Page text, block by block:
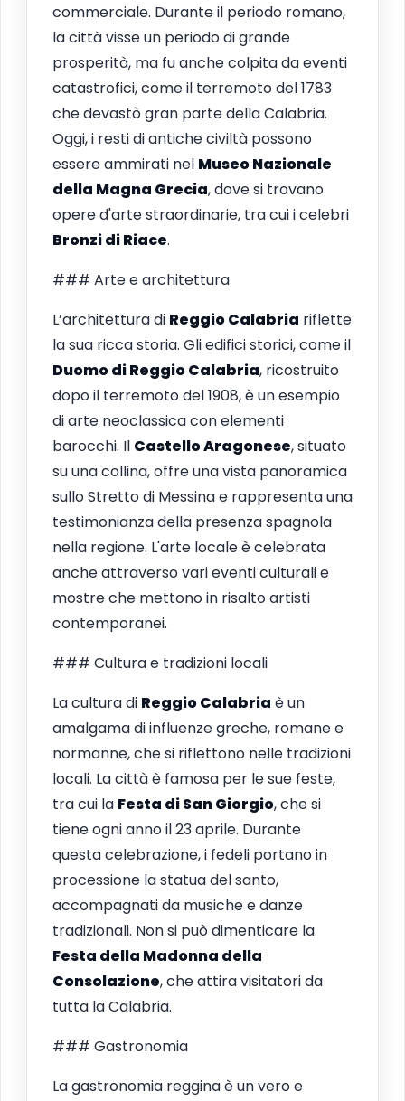
commerciale. Durante il periodo romano,
la città visse un periodo di grande
prosperità, ma fu anche colpita da eventi
catastrofici, come il terremoto del 1783
che devastò gran parte della Calabria.
Oggi, i resti di antiche civiltà possono
essere ammirati nel Museo Nazionale
della Magna Grecia, dove si trovano
opere d'arte straordinarie, tra cui i celebri
Bronzi di Riace.
### Arte e architettura
L’architettura di Reggio Calabria riflette
la sua ricca storia. Gli edifici storici, come il
Duomo di Reggio Calabria, ricostruito
dopo il terremoto del 1908, è un esempio
di arte neoclassica con elementi
barocchi. Il Castello Aragonese, situato
su una collina, offre una vista panoramica
sullo Stretto di Messina e rappresenta una
testimonianza della presenza spagnola
nella regione. L'arte locale è celebrata
anche attraverso vari eventi culturali e
mostre che mettono in risalto artisti
contemporanei.
### Cultura e tradizioni locali
La cultura di Reggio Calabria è un
amalgama di influenze greche, romane e
normanne, che si riflettono nelle tradizioni
locali. La città è famosa per le sue feste,
tra cui la Festa di San Giorgio, che si
tiene ogni anno il 23 aprile. Durante
questa celebrazione, i fedeli portano in
processione la statua del santo,
accompagnati da musiche e danze
tradizionali. Non si può dimenticare la
Festa della Madonna della
Consolazione, che attira visitatori da
tutta la Calabria.
### Gastronomia
La gastronomia reggina è un vero e